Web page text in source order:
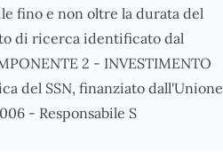
fino e non oltre la durata del
di ricerca identificato dal
2 - INVESTIMENTO
del SSN, finanziato dall'Unione
- Responsabile S